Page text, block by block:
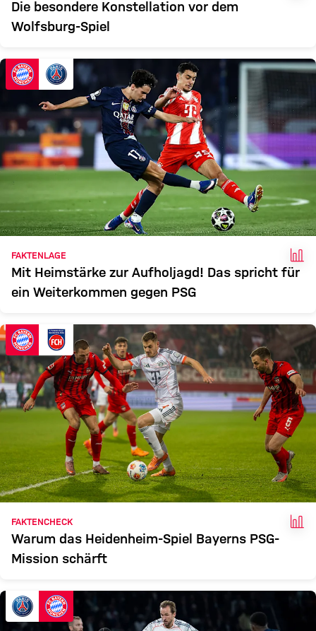
Die besondere Konstellation vor dem
Wolfsburg-Spiel
FAKTENLAGE
Mit Heimstärke zur Aufholjagd! Das spricht für
ein Weiterkommen gegen PSG
FAKTENCHECK
Warum das Heidenheim-Spiel Bayerns PSG-
Mission schärft